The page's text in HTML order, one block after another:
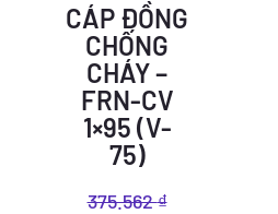
CÁP ĐỒNG
CHỐNG
CHÁY –
FRN-CV
1×95 (V-
75)
375.562₫